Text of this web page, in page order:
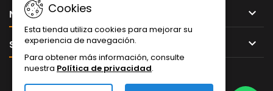
NUESTRA EMPRESA 
SU CUENTA 
Cookies
Esta tienda utiliza cookies para mejorar su
experiencia de navegación.
Para obtener más información, consulte
nuestra Política de privacidad.
Twitter